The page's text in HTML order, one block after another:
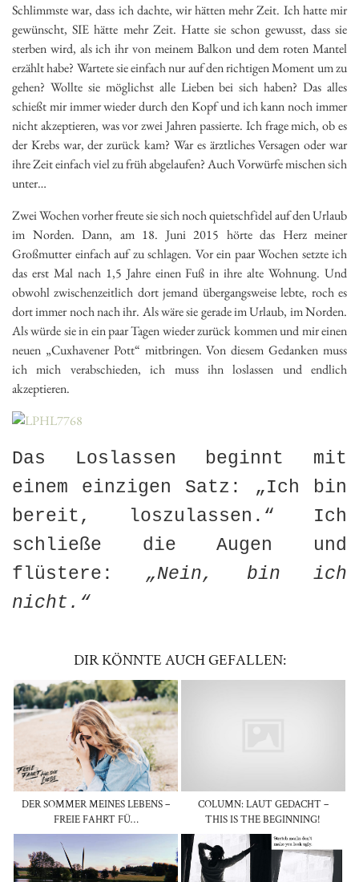
Schlimmste war, dass ich dachte, wir hätten mehr Zeit. Ich hatte mir
gewünscht, SIE hätte mehr Zeit. Hatte sie schon gewusst, dass sie
sterben wird, als ich ihr von meinem Balkon und dem roten Mantel
erzählt habe? Wartete sie einfach nur auf den richtigen Moment um zu
gehen? Wollte sie möglichst alle Lieben bei sich haben? Das alles
schießt mir immer wieder durch den Kopf und ich kann noch immer
nicht akzeptieren, was vor zwei Jahren passierte. Ich frage mich, ob es
der Krebs war, der zurück kam? War es ärztliches Versagen oder war
ihre Zeit einfach viel zu früh abgelaufen? Auch Vorwürfe mischen sich
unter…
Zwei Wochen vorher freute sie sich noch quietschfidel auf den Urlaub
im Norden. Dann, am 18. Juni 2015 hörte das Herz meiner
Großmutter einfach auf zu schlagen. Vor ein paar Wochen setzte ich
das erst Mal nach 1,5 Jahre einen Fuß in ihre alte Wohnung. Und
obwohl zwischenzeitlich dort jemand übergangsweise lebte, roch es
dort immer noch nach ihr. Als wäre sie gerade im Urlaub, im Norden.
Als würde sie in ein paar Tagen wieder zurück kommen und mir einen
neuen „Cuxhavener Pott“ mitbringen. Von diesem Gedanken muss
ich mich verabschieden, ich muss ihn loslassen und endlich
akzeptieren.
Das Loslassen beginnt mit
einem einzigen Satz: „Ich bin
bereit, loszulassen.“ Ich
schließe die Augen und
flüstere: „Nein, bin ich
nicht.“
DIR KÖNNTE AUCH GEFALLEN:
DER SOMMER MEINES LEBENS –
FREIE FAHRT FÜ…
COLUMN: LAUT GEDACHT –
THIS IS THE BEGINNING!